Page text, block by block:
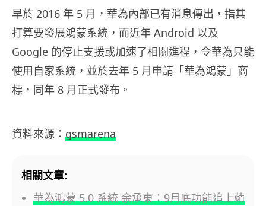
早於 2016 年 5 月，華為內部已有消息傳出，指其
打算要發展鴻蒙系統，而近年 Android 以及
Google 的停止支援或加速了相關進程，令華為只能
使用自家系統，並於去年 5 月申請「華為鴻蒙」商
標，同年 8 月正式發布。
資料來源： gsmarena
相關文章:
華為鴻蒙 5.0 系統 余承東：9月底功能追上蘋